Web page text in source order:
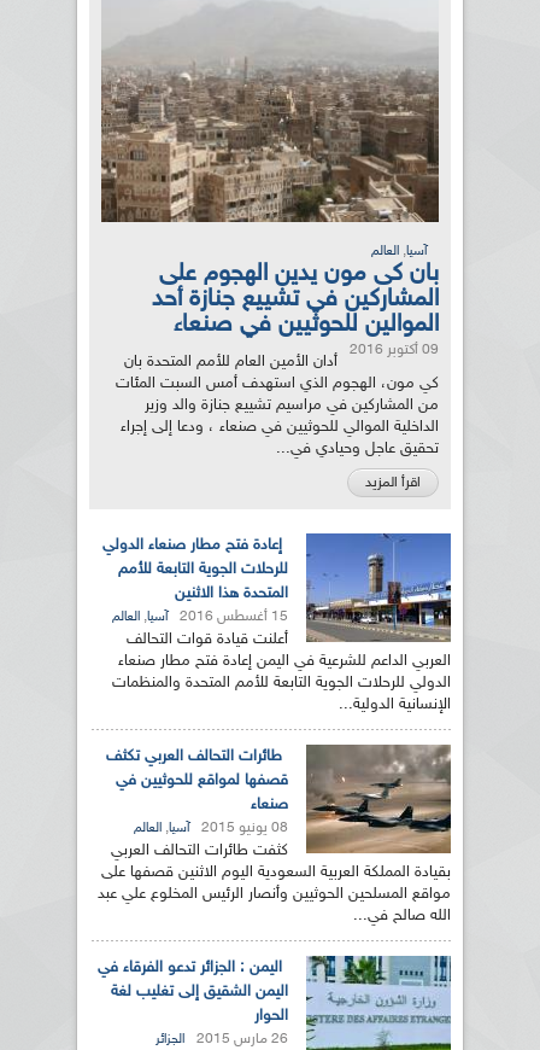
آسيا, العالم
بان كى مون يدين الهجوم على
المشاركين في تشييع جنازة أحد
الموالين للحوثيين في صنعاء
09 أكتوبر 2016
أدان الأمين العام للأمم المتحدة بان
كي مون، الهجوم الذي استهدف أمس السبت المئات
من المشاركين في مراسيم تشييع جنازة والد وزير
الداخلية الموالي للحوثيين في صنعاء ، ودعا إلى إجراء
تحقيق عاجل وحيادي في...
اقرأ المزيد
إعادة فتح مطار صنعاء الدولي
للرحلات الجوية التابعة للأمم
المتحدة هذا الاثنين
15 أغسطس 2016 آسيا, العالم
أعلنت قيادة قوات التحالف
العربي الداعم للشرعية في اليمن إعادة فتح مطار صنعاء
الدولي للرحلات الجوية التابعة للأمم المتحدة والمنظمات
الإنسانية الدولية...
طائرات التحالف العربي تكثف
قصفها لمواقع للحوثيين في
صنعاء
08 يونيو 2015 آسيا, العالم
كثفت طائرات التحالف العربي
بقيادة المملكة العربية السعودية اليوم الاثنين قصفها على
مواقع المسلحين الحوثيين وأنصار الرئيس المخلوع علي عبد
الله صالح في...
اليمن : الجزائر تدعو الفرقاء في
اليمن الشقيق إلى تغليب لغة
الحوار
26 مارس 2015 الجزائر